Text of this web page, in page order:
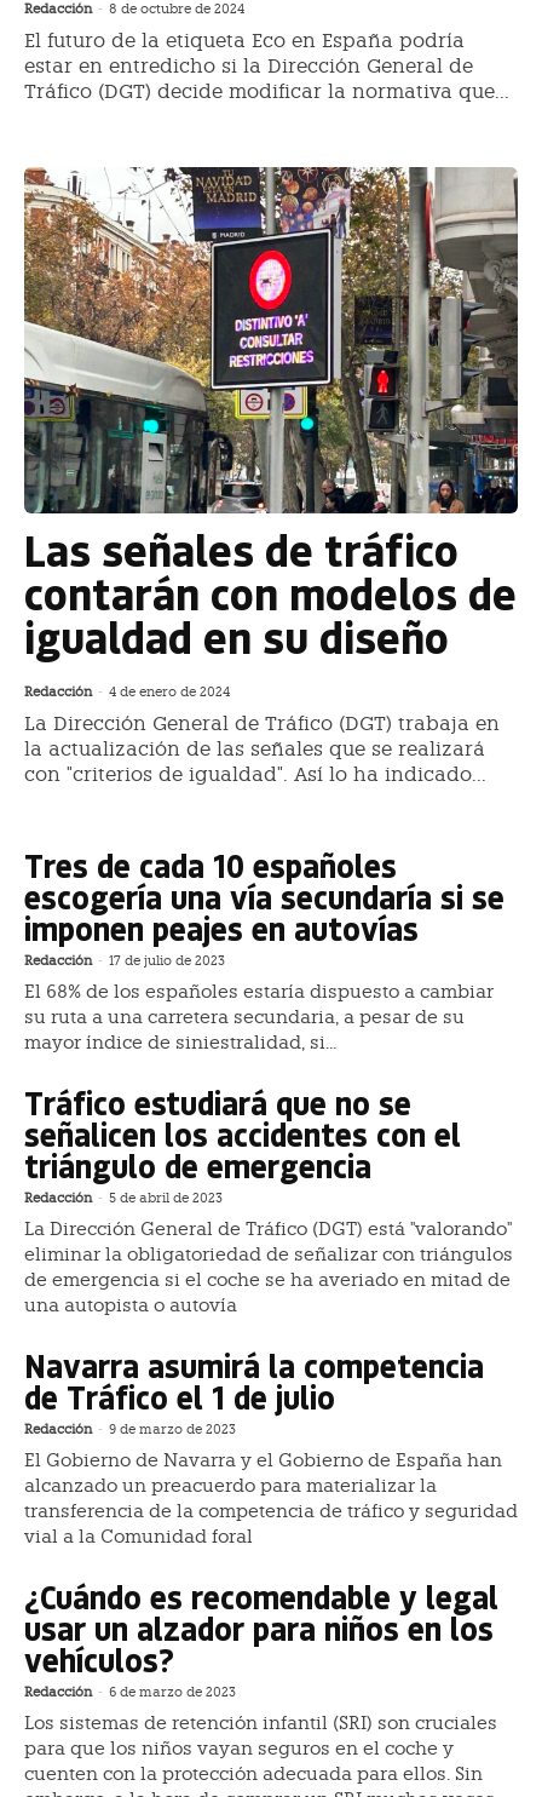
Redacción - 8 de octubre de 2024
El futuro de la etiqueta Eco en España podría
estar en entredicho si la Dirección General de
Tráfico (DGT) decide modificar la normativa que...
Las señales de tráfico
contarán con modelos de
igualdad en su diseño
Redacción - 4 de enero de 2024
La Dirección General de Tráfico (DGT) trabaja en
la actualización de las señales que se realizará
con "criterios de igualdad". Así lo ha indicado...
Tres de cada 10 españoles
escogería una vía secundaría si se
imponen peajes en autovías
Redacción - 17 de julio de 2023
El 68% de los españoles estaría dispuesto a cambiar
su ruta a una carretera secundaria, a pesar de su
mayor índice de siniestralidad, si...
Tráfico estudiará que no se
señalicen los accidentes con el
triángulo de emergencia
Redacción - 5 de abril de 2023
La Dirección General de Tráfico (DGT) está "valorando"
eliminar la obligatoriedad de señalizar con triángulos
de emergencia si el coche se ha averiado en mitad de
una autopista o autovía
Navarra asumirá la competencia
de Tráfico el 1 de julio
Redacción - 9 de marzo de 2023
El Gobierno de Navarra y el Gobierno de España han
alcanzado un preacuerdo para materializar la
transferencia de la competencia de tráfico y seguridad
vial a la Comunidad foral
¿Cuándo es recomendable y legal
usar un alzador para niños en los
vehículos?
Redacción - 6 de marzo de 2023
Los sistemas de retención infantil (SRI) son cruciales
para que los niños vayan seguros en el coche y
cuenten con la protección adecuada para ellos. Sin